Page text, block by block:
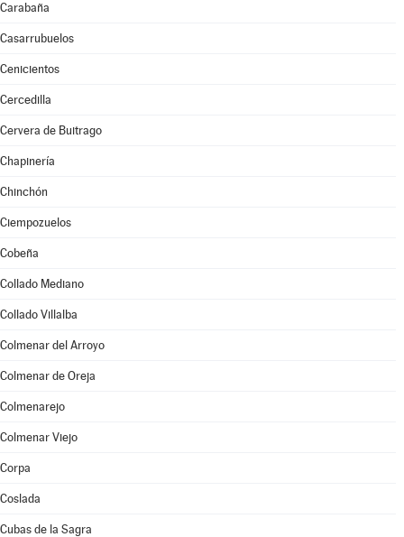
Carabaña
Casarrubuelos
Cenicientos
Cercedilla
Cervera de Buitrago
Chapinería
Chinchón
Ciempozuelos
Cobeña
Collado Mediano
Collado Villalba
Colmenar del Arroyo
Colmenar de Oreja
Colmenarejo
Colmenar Viejo
Corpa
Coslada
Cubas de la Sagra